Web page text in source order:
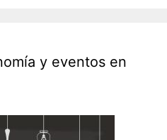
y eventos en